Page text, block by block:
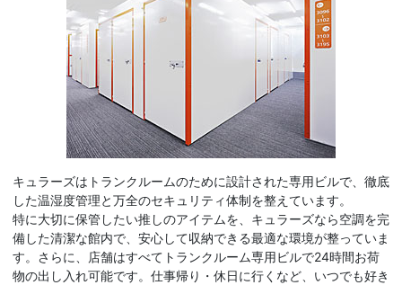
キュラーズはトランクルームのために設計された専用ビルで、徹底
した温湿度管理と万全のセキュリティ体制を整えています。
特に大切に保管したい推しのアイテムを、キュラーズなら空調を完
備した清潔な館内で、安心して収納できる最適な環境が整っていま
す。さらに、店舗はすべてトランクルーム専用ビルで24時間お荷
物の出し入れ可能です。仕事帰り・休日に行くなど、いつでも好き